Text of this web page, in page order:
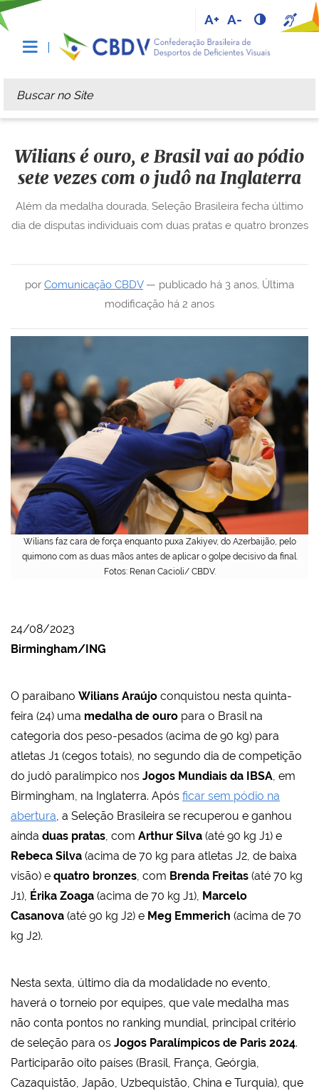
A+ A-
Busca
Busca Avançada…
Wilians faz cara de força enquanto puxa Zakiyev, do Azerbaijão, pelo
quimono com as duas mãos antes de aplicar o golpe decisivo da final.
Fotos: Renan Cacioli/ CBDV.
Wilians é ouro, e Brasil vai ao pódio
sete vezes com o judô na Inglaterra
por Comunicação CBDV— publicado há 3 anos, Última
modificação há 2 anos
Além da medalha dourada, Seleção Brasileira fecha último
dia de disputas individuais com duas pratas e quatro bronzes
24/08/2023
Birmingham/ING
O paraibano Wilians Araújo conquistou nesta quinta-
feira (24) uma medalha de ouro para o Brasil na
categoria dos peso-pesados (acima de 90 kg) para
atletas J1 (cegos totais), no segundo dia de competição
do judô paralímpico nos Jogos Mundiais da IBSA, em
Birmingham, na Inglaterra. Após ficar sem pódio na
abertura, a Seleção Brasileira se recuperou e ganhou
ainda duas pratas, com Arthur Silva (até 90 kg J1) e
Rebeca Silva (acima de 70 kg para atletas J2, de baixa
visão) e quatro bronzes, com Brenda Freitas (até 70 kg
J1), Érika Zoaga (acima de 70 kg J1), Marcelo
Casanova (até 90 kg J2) e Meg Emmerich (acima de 70
kg J2).
Nesta sexta, último dia da modalidade no evento,
haverá o torneio por equipes, que vale medalha mas
não conta pontos no ranking mundial, principal critério
de seleção para os Jogos Paralímpicos de Paris 2024.
Participarão oito países (Brasil, França, Geórgia,
Cazaquistão, Japão, Uzbequistão, China e Turquia), que